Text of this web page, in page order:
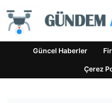
Güncel Haberler
Çerez